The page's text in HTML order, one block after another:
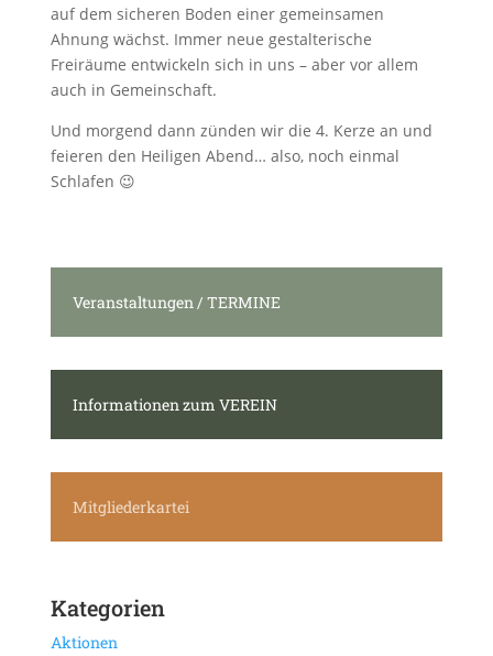
auf dem sicheren Boden einer gemeinsamen
Ahnung wächst. Immer neue gestalterische
Freiräume entwickeln sich in uns – aber vor allem
auch in Gemeinschaft.
Und morgend dann zünden wir die 4. Kerze an und
feieren den Heiligen Abend… also, noch einmal
Schlafen 😉
Veranstaltungen / TERMINE
Informationen zum VEREIN
Mitgliederkartei
Kategorien
Aktionen